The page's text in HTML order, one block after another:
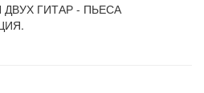
ДВУХ ГИТАР - ПЬЕСА